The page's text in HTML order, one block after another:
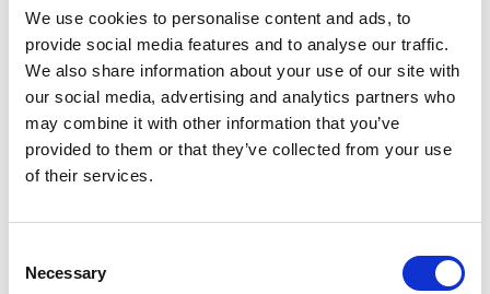
We use cookies to personalise content and ads, to
provide social media features and to analyse our traffic.
We also share information about your use of our site with
our social media, advertising and analytics partners who
may combine it with other information that you’ve
provided to them or that they’ve collected from your use
of their services.
Selection
Necessary
Il vino italiano rimane leader sul mercato ceco
Italia
Repubblica Ceca